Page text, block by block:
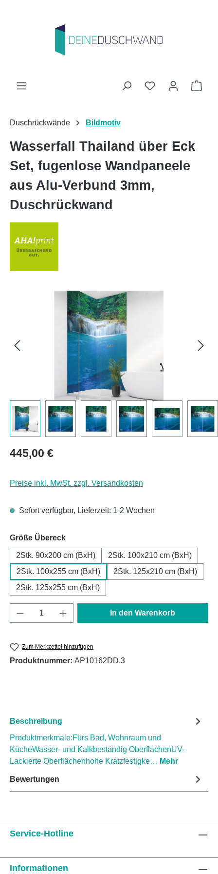
Du hast 0
Duschrückwände Bildmotiv
Wasserfall Thailand über Eck
Set, fugenlose Wandpaneele
aus Alu-Verbund 3mm,
Duschrückwand
Regulärer Preis:
445,00 €
Preise inkl. MwSt. zzgl. Versandkosten
Sofort verfügbar, Lieferzeit: 1-2 Wochen
Größe Übereckauswählen
2Stk. 90x200 cm (BxH)
2Stk. 100x210 cm (BxH)
2Stk. 100x255 cm (BxH)
2Stk. 125x210 cm (BxH)
2Stk. 125x255 cm (BxH)
Produkt Anzahl: Gib den gewünschten
In den Warenkorb
Zum Merkzettel hinzufügen
Produktnummer: AP10162DD.3
Beschreibung
Produktmerkmale:Fürs Bad, Wohnraum und
KücheWasser- und Kalkbeständig OberflächenUV-
Lackierte Oberflächenhohe Kratzfestigke… Mehr
Bewertungen
Service-Hotline
Informationen